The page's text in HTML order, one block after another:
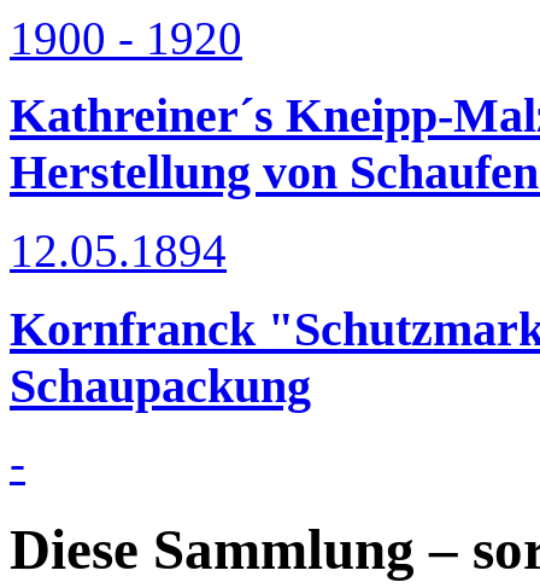
1900 - 1920
Kathreiner´s Kneipp-
Herstellung von
12.05.1894
Kornfranck
Schaupackung
-
Diese Sammlung –